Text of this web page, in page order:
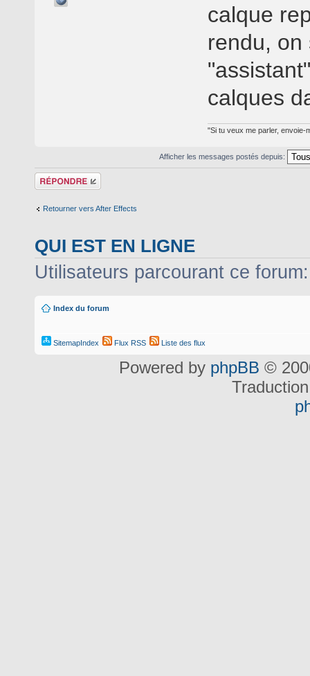
calque
rendu, on
calques
"Si tu veux me parler, envoie-
Afficher les messages postés depuis:
Répondre
Retourner vers After Effects
QUI EST EN LIGNE
Utilisateurs parcourant ce
Index du forum
SitemapIndex Flux RSS Liste des flux
Powered by phpBB ©